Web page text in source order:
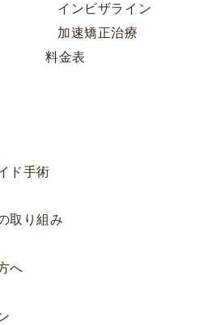
インビザライン
加速矯正治療
料金表
ド手術
取り組み
へ